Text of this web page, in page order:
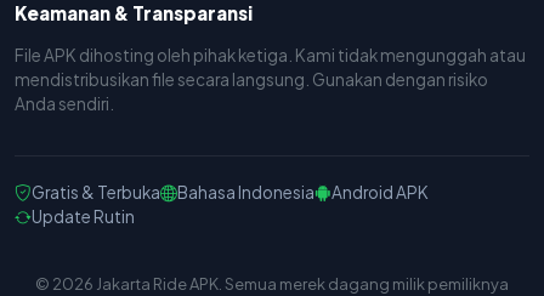
Keamanan & Transparansi
File APK dihosting oleh pihak ketiga. Kami tidak mengunggah atau
mendistribusikan file secara langsung. Gunakan dengan risiko
Anda sendiri.
Gratis & Terbuka Bahasa Indonesia
Android APK
Update Rutin
© 2026 Jakarta Ride APK. Semua merek dagang milik pemiliknya